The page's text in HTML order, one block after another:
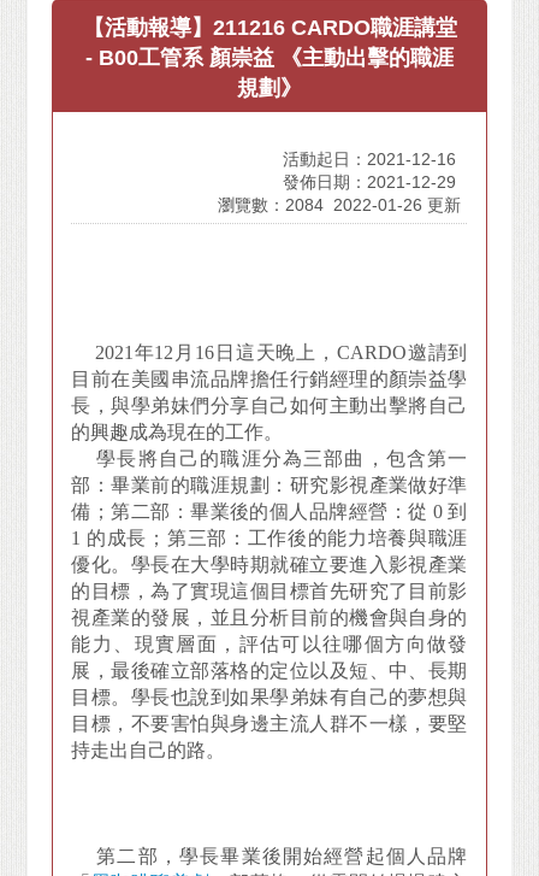
【活動報導】211216 CARDO職涯講堂
- B00工管系 顏崇益 《主動出擊的職涯
規劃》
活動起日：2021-12-16
發佈日期：2021-12-29
瀏覽數：2084 2022-01-26 更新
2021 年12月16日這天晚上，CARDO邀請到
目前在美國串流品牌擔任行銷經理的顏崇益學
長，與學弟妹們分享自己如何主動出擊將自己
的興趣成為現在的工作。
學長將自己的職涯分為三部曲，包含第一
部：畢業前的職涯規劃：研究影視產業做好準
備；第二部：畢業後的個人品牌經營：從 0 到
1 的成長；第三部：工作後的能力培養與職涯
優化。學長在大學時期就確立要進入影視產業
的目標，為了實現這個目標首先研究了目前影
視產業的發展，並且分析目前的機會與自身的
能力、現實層面，評估可以往哪個方向做發
展，最後確立部落格的定位以及短、中、長期
目標。學長也說到如果學弟妹有自己的夢想與
目標，不要害怕與身邊主流人群不一樣，要堅
持走出自己的路。
第二部，學長畢業後開始經營起個人品牌